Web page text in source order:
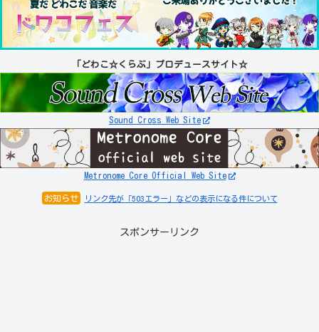
「どわこ☆くらぶ」プロデュースサイト☆
Sound Cross Web Site
Metronome Core Official Web Site
お知らせ リンク先が「503エラー」などの表示になる件について
スポンサーリンク